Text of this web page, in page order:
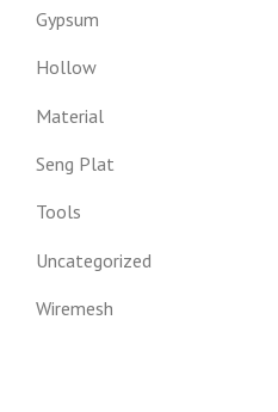
Gypsum
Hollow
Material
Seng Plat
Tools
Uncategorized
Wiremesh